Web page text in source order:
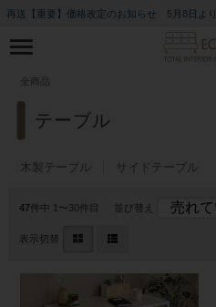
再送【重要】価格改定のお知らせ 5月8日より
全商品
テーブル
木製テーブル サイドテーブル
47件中 1〜30件目 並び替え
表示切替